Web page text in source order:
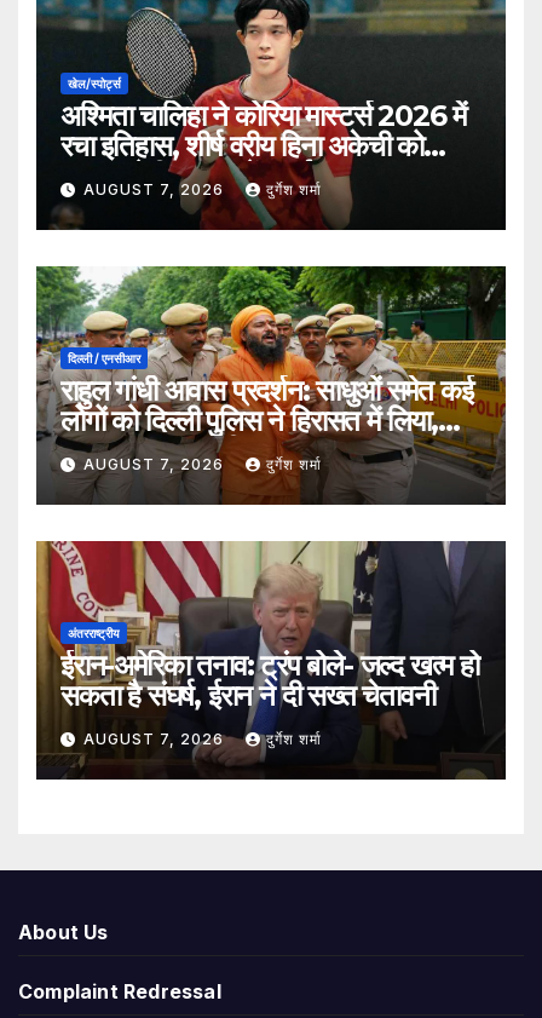
खेल/स्पोर्ट्स
अश्मिता चालिहा ने कोरिया मास्टर्स 2026 में
रचा इतिहास, शीर्ष वरीय हिना अकेची को
हराकर सेमीफाइनल में बनाई जगह
AUGUST 7, 2026 दुर्गेश शर्मा
दिल्ली / एनसीआर
राहुल गांधी आवास प्रदर्शन: साधुओं समेत कई
लोगों को दिल्ली पुलिस ने हिरासत में लिया,
सुरक्षा व्यवस्था कड़ी
AUGUST 7, 2026 दुर्गेश शर्मा
अंतरराष्ट्रीय
ईरान-अमेरिका तनाव: ट्रंप बोले- जल्द खत्म हो
सकता है संघर्ष, ईरान ने दी सख्त चेतावनी
AUGUST 7, 2026 दुर्गेश शर्मा
About Us
Complaint Redressal